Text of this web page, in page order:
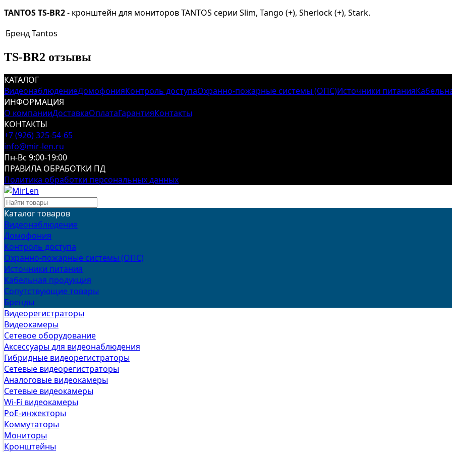
TANTOSTS-BR2- кронштейн для мониторов TANTOS серии Slim, Tango (+), Sherlock (+), Stark.
БрендTantos
TS-BR2 отзывы
КАТАЛОГ
ВидеонаблюдениеДомофонияКонтроль доступаОхранно-пожарные системы (ОПС)Источники питания
ИНФОРМАЦИЯ
О компанииДоставкаОплатаГарантияКонтакты
КОНТАКТЫ
+7 (926) 325-54-65
info@mir-len.ru
Пн-Вс 9:00-19:00
ПРАВИЛА ОБРАБОТКИ ПД
Политика обработки персональных данных
Каталог товаров
Видеонаблюдение
Домофония
Контроль доступа
Охранно-пожарные системы (ОПС)
Источники питания
Кабельная продукция
Сопутствующие товары
Бренды
Видеорегистраторы
Видеокамеры
Сетевое оборудование
Аксессуары для видеонаблюдения
Гибридные видеорегистраторы
Сетевые видеорегистраторы
Аналоговые видеокамеры
Сетевые видеокамеры
Wi-Fi видеокамеры
PoE-инжекторы
Коммутаторы
Мониторы
Кронштейны